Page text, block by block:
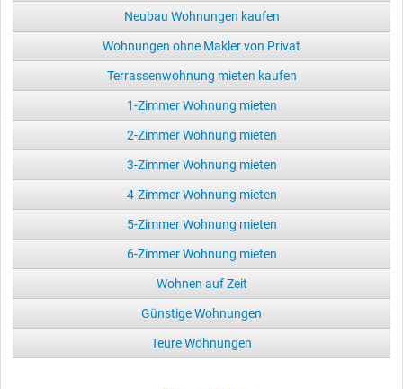
Neubau Wohnungen kaufen
Wohnungen ohne Makler von Privat
Terrassenwohnung mieten kaufen
1-Zimmer Wohnung mieten
2-Zimmer Wohnung mieten
3-Zimmer Wohnung mieten
4-Zimmer Wohnung mieten
5-Zimmer Wohnung mieten
6-Zimmer Wohnung mieten
Wohnen auf Zeit
Günstige Wohnungen
Teure Wohnungen